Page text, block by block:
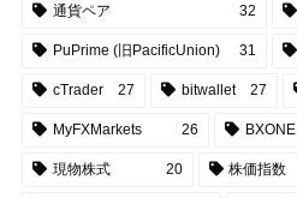
通貨ペア 32
PuPrime (旧PacificUnion) 31
cTrader 27 bitwallet 27
MyFXMarkets 26 BXONE
現物株式 20 株価指数